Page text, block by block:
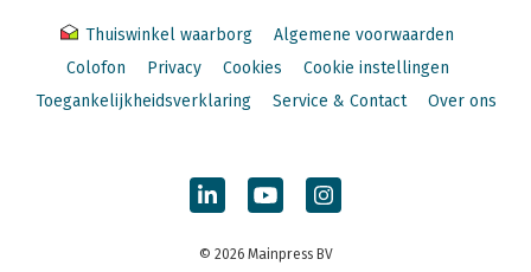
Thuiswinkel waarborg
Algemene voorwaarden
Colofon
Privacy Cookies
Cookie instellingen
Toegankelijkheidsverklaring
Service & Contact Over ons
© 2026 Mainpress BV